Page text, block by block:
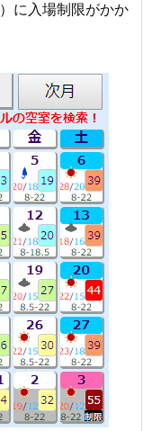
に入場制限がかか